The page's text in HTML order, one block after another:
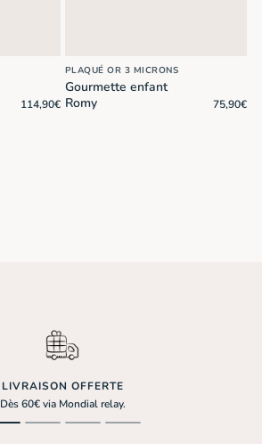
114,90€
PLAQUÉ OR 3 MICRONS
Gourmette enfant
Romy
75,90€
LIVRAISON OFFERTE
Dès 60€ via Mondial relay.